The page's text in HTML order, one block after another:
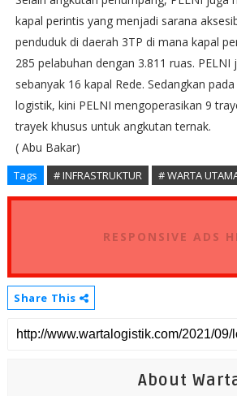
kapal perintis yang menjadi sarana
penduduk di daerah 3TP di mana kapal
285 pelabuhan dengan 3.811 ruas.
sebanyak 16 kapal Rede. Sedangkan
logistik, kini PELNI mengoperasikan 9
trayek khusus untuk angkutan ternak.
( Abu Bakar)
Tags # INFRASTRUKTUR # WARTA
RESPONSIVE ADS
Share This
About